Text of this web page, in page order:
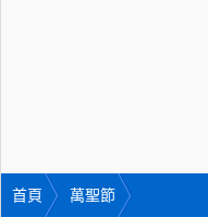
首頁 萬聖節